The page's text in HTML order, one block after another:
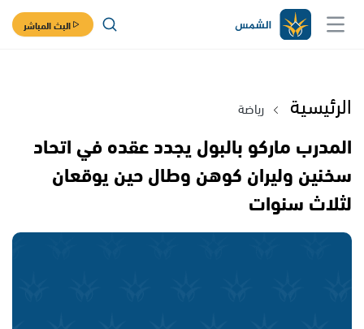
البث المباشر
الرئيسية رياضة
المدرب ماركو بالبول يجدد عقده في اتحاد
سخنين وليران كوهن وطال حين يوقعان
لثلاث سنوات